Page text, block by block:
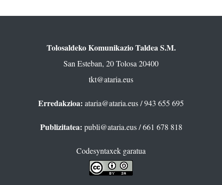
Tolosaldeko Komunikazio Taldea S.M.
San Esteban, 20 Tolosa 20400
tkt@ataria.eus
Erredakzioa: ataria@ataria.eus/ 943 655 695
Publizitatea: publi@ataria.eus/ 661 678 818
Codesyntaxek garatua